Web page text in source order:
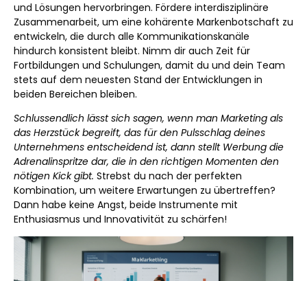
und Lösungen hervorbringen. Fördere interdisziplinäre
Zusammenarbeit, um eine kohärente Markenbotschaft zu
entwickeln, die durch alle Kommunikationskanäle
hindurch konsistent bleibt. Nimm dir auch Zeit für
Fortbildungen und Schulungen, damit du und dein Team
stets auf dem neuesten Stand der Entwicklungen in
beiden Bereichen bleiben.
Schlussendlich lässt sich sagen, wenn man Marketing als
das Herzstück begreift, das für den Pulsschlag deines
Unternehmens entscheidend ist, dann stellt Werbung die
Adrenalinspritze dar, die in den richtigen Momenten den
nötigen Kick gibt. Strebst du nach der perfekten
Kombination, um weitere Erwartungen zu übertreffen?
Dann habe keine Angst, beide Instrumente mit
Enthusiasmus und Innovativität zu schärfen!